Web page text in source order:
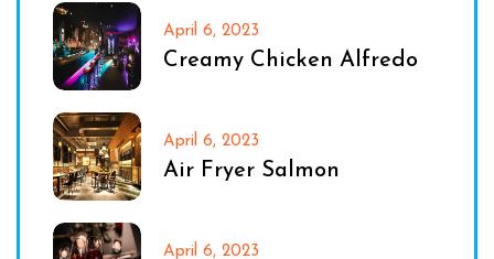
April 6, 2023
Creamy Chicken Alfredo
April 6, 2023
Air Fryer Salmon
April 6, 2023